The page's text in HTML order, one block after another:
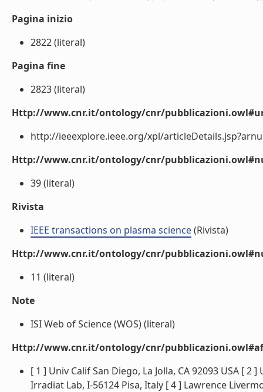
Pagina inizio
2822 (literal)
Pagina fine
2823 (literal)
Http://www.cnr.it/ontology/cnr/
http://ieeexplore.ieee.org/xpl/
Http://www.cnr.it/ontology/cnr/
39 (literal)
Rivista
IEEE transactions on plasma science(Rivista)
Http://www.cnr.it/ontology/cnr/
11 (literal)
Note
ISI Web of Science (WOS) (literal)
Http://www.cnr.it/ontology/cnr/
[ 1 ] Univ Calif San Diego, La Jolla, CA 92093 USA [ 2
Irradiat Lab, I-56124 Pisa, Italy [ 4 ] Lawrence